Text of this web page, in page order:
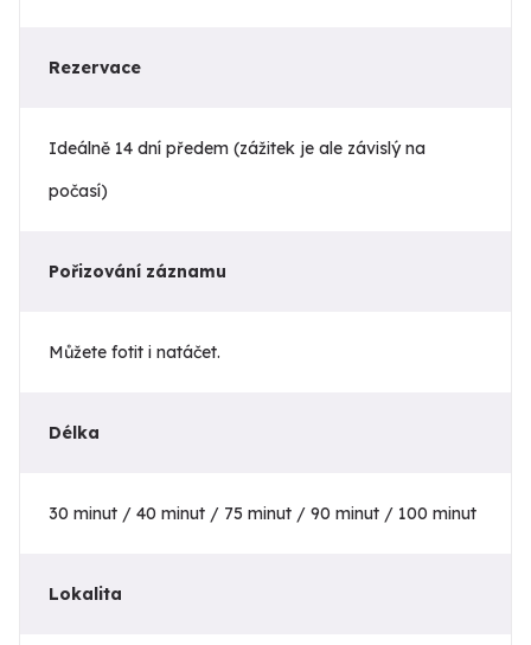
Rezervace
Ideálně 14 dní předem (zážitek je ale závislý na
počasí)
Pořizování záznamu
Můžete fotit i natáčet.
Délka
30 minut / 40 minut / 75 minut / 90 minut / 100 minut
Lokalita